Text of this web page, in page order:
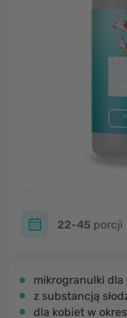
22-45 porcji
mikrogranulki
z substancją
dla kobiet w